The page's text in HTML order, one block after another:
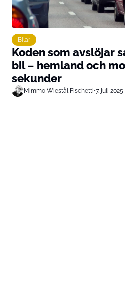
Bilar
Koden som avslöjar
bil – hemland och
sekunder
Mimmo Wiestål Fischetti•7. juli 2025